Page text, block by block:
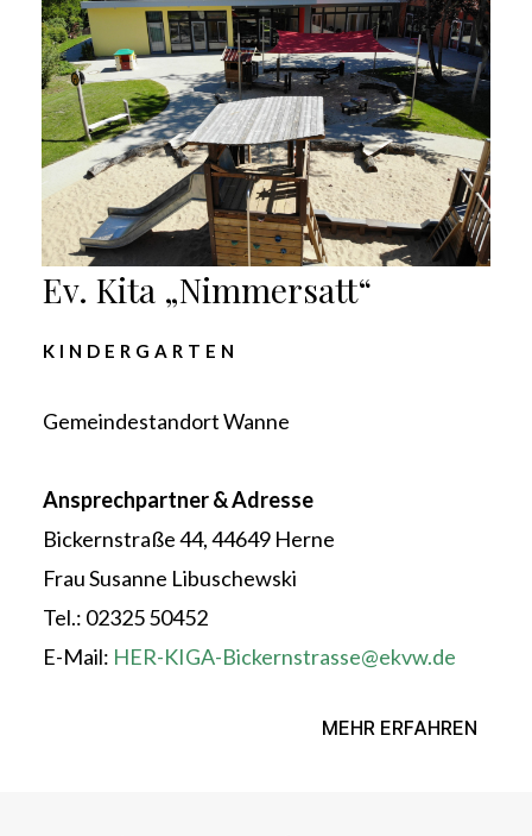
Ev. Kita „Nimmersatt“
KINDERGARTEN
Gemeindestandort Wanne
Ansprechpartner & Adresse
Bickernstraße 44, 44649 Herne
Frau Susanne Libuschewski
Tel.: 02325 50452
E-Mail: HER-KIGA-Bickernstrasse@ekvw.de
MEHR ERFAHREN